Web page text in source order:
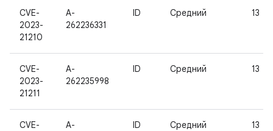
CVE-
2023-
21210
A-
262236331
ID Средний 13
CVE-
2023-
21211
A-
262235998
ID Средний 13
CVE-
A-
ID Средний 13